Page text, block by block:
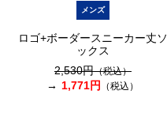
メンズ
ロゴ+ボーダースニーカー丈ソ
ックス
2,530円（税込）
1,771円 （税込）